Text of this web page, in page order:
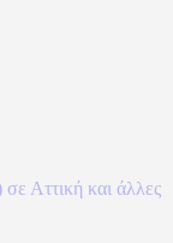
Αττική και άλλες